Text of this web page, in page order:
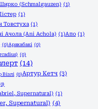
(Schmalgauzen) (1)
(1)
Товстуха (1)
Ачола (Ani Achola) (1)Апо (1)
(0)Арахабакі (0)
(0)
(14)
(0)Артур Кетч (3)
Supernatural) (1)
Supernatural) (4)